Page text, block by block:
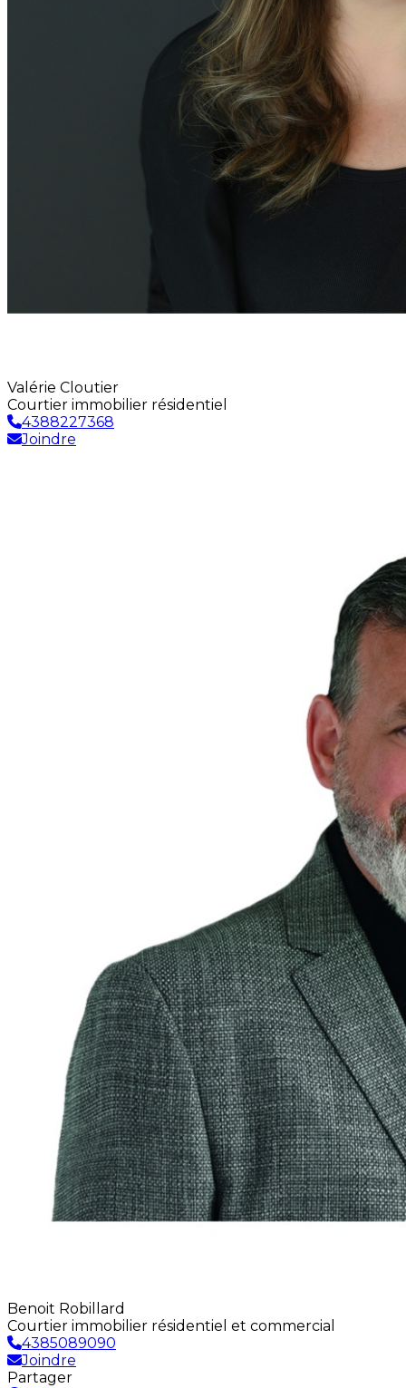
Valérie Cloutier
Courtier immobilier résidentiel
4388227368
Joindre
Benoit Robillard
Courtier immobilier résidentiel et commercial
4385089090
Joindre
Partager